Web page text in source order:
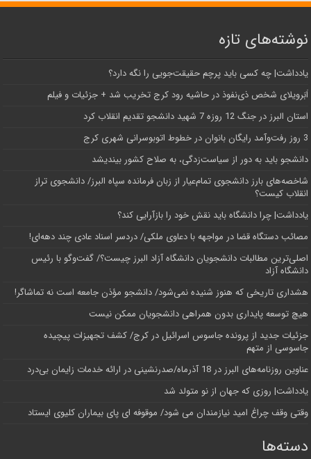
نوشته‌های تازه
یادداشت| ‌چه کسی باید پرچم حقیقت‌جویی را نگه دارد؟
اَبَر‌ویلای شخص ذی‌نفوذ در حاشیه‌ رود کرج تخریب شد + جزئیات و فیلم
استان البرز در جنگ 12 روزه 7 شهید دانشجو تقدیم انقلاب کرد
3 روز رفت‌وآمد رایگان بانوان در خطوط اتوبوسرانی شهری کرج
دانشجو باید به دور از سیاست‌زدگی، به صلاح کشور بیندیشد
شاخصه‌های بارز دانشجوی تمام‌عیار از زبان فرمانده سپاه البرز/ دانشجوی تراز
انقلاب کیست؟
یادداشت| چرا دانشگاه باید نقش خود را بازآرایی کند؟
مصائب دستگاه قضا در مواجهه با دعاوی ملکی/ دردسر اسناد عادی چند‌ دهه‌ای!
اصلی‌ترین مطالبات دانشجویان دانشگاه آزاد البرز چیست؟/ گفت‌وگو با رئیس
دانشگاه آز‌اد
هشداری تاریخی که هنوز شنیده نمی‌شود/ دانشجو مؤذن جامعه است نه تماشاگر!
هیچ توسعه پایداری بدون همراهی دانشجویان ممکن نیست
جزئیات جدید از پرونده جاسوس اسرائیل در کرج/‌ کشف تجهیزات پیچیده
جاسوسی از متهم
عناوین روزنامه‌های البرز در ‌18 آذرماه/صدرنشینی در ارائه خدمات زایمان بی‌درد
یادداشت| روزی که جهان از نو متولد شد
وقتی وقف چراغ امید نیازمندان می شود/ موقوفه ای پای بیماران کلیوی ایستاد
دسته‌ها